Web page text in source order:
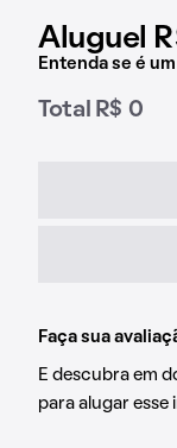
Aluguel
Entenda se é
Total R$ 0
Faça sua
E descubra em
para alugar esse